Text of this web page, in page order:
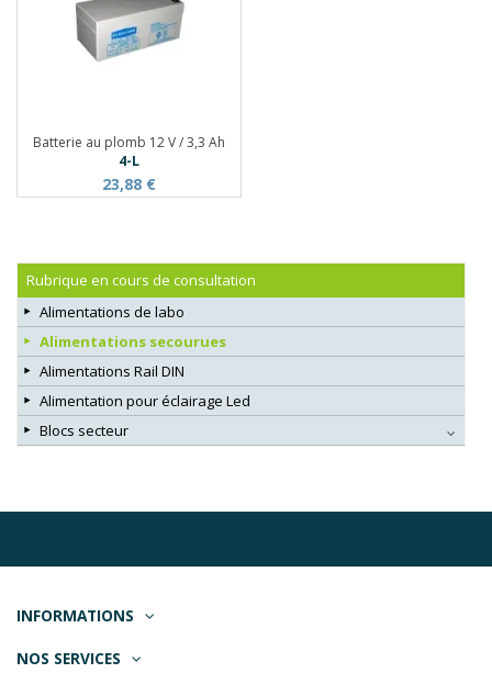
Batterie au plomb 12 V / 3,3 Ah
4-L
23,88 €
Rubrique en cours de consultation
Alimentations de labo
Alimentations secourues
Alimentations Rail DIN
Alimentation pour éclairage Led
Blocs secteur
INFORMATIONS
NOS SERVICES